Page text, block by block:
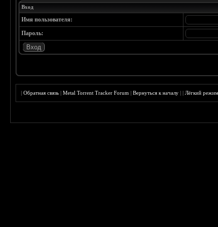
Вход
Имя пользователя:
Пароль:
|Обратная связь |Metal Torrent Tracker Forum |Вернуться к началу ||Лёгкий